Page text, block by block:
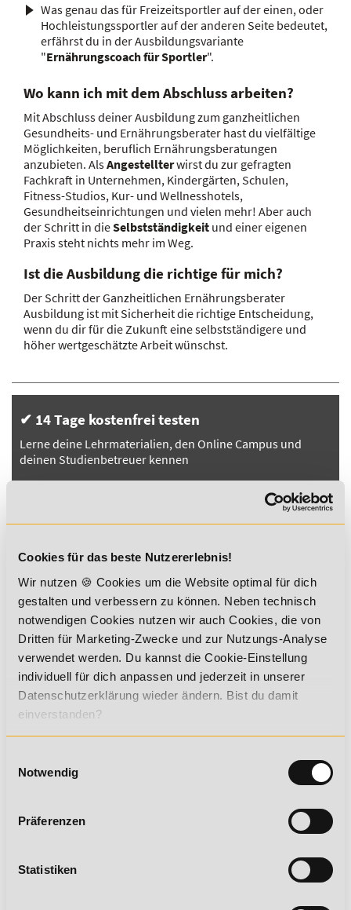
Cookies für das beste Nutzererlebnis!
Wir nutzen 🍪 Cookies um die Website optimal für dich
gestalten und verbessern zu können. Neben technisch
notwendigen Cookies nutzen wir auch Cookies, die von
Dritten für Marketing-Zwecke und zur Nutzungs-Analyse
verwendet werden. Du kannst die Cookie-Einstellung
individuell für dich anpassen und jederzeit in unserer
Datenschutzerklärung wieder ändern. Bist du damit
einverstanden?
Notwendig
Präferenzen
Statistiken
Was genau das für Freizeitsportler auf der einen, oder
Hochleistungssportler auf der anderen Seite bedeutet,
erfährst du in der Ausbildungsvariante
"Ernährungscoach für Sportler".
Wo kann ich mit dem Abschluss arbeiten?
Mit Abschluss deiner Ausbildung zum ganzheitlichen
Gesundheits- und Ernährungsberater hast du vielfältige
Möglichkeiten, beruflich Ernährungsberatungen
anzubieten. AlsAngestellterwirst du zur gefragten
Fachkraft in Unternehmen, Kindergärten, Schulen,
Fitness-Studios, Kur- und Wellnesshotels,
Gesundheitseinrichtungen und vielen mehr! Aber auch
der Schritt in dieSelbstständigkeit und einer eigenen
Praxis steht nichts mehr im Weg.
Ist die Ausbildung die richtige für mich?
Der Schritt der Ganzheitlichen Ernährungsberater
Ausbildung ist mit Sicherheit die richtige Entscheidung,
wenn du dir für die Zukunft eine selbstständigere und
höher wertgeschätzte Arbeit wünschst.
✔ 14 Tage kostenfrei testen
Lerne deine Lehrmaterialien, den Online Campus und
deinen Studienbetreuer kennen
✔ Moderne Lehrmaterialien
Unsere professionell gestalteten Lehrmaterialien stehen
dir auch digital zur Verfügung
✔ Individuelle Betreuung
Menschlich, technisch, kompetent – selbstverständlich
stehen wir dir mit Rat und Tat zur Seite